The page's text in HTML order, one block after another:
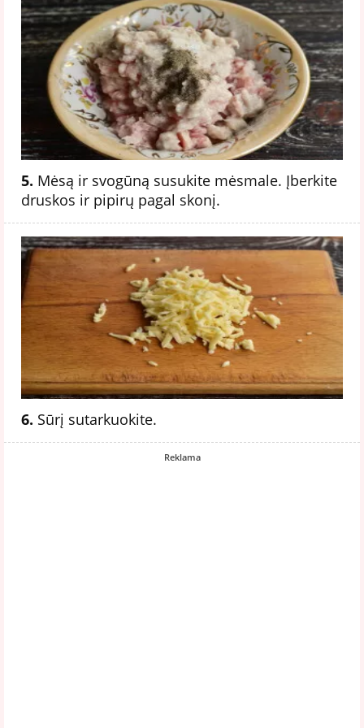
5. Mėsą ir svogūną susukite mėsmale. Įberkite
druskos ir pipirų pagal skonį.
6. Sūrį sutarkuokite.
Reklama